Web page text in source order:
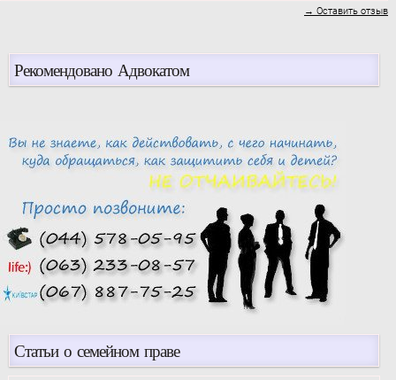
→ Оставить отзыв
Рекомендовано Адвокатом
Статьи о семейном праве